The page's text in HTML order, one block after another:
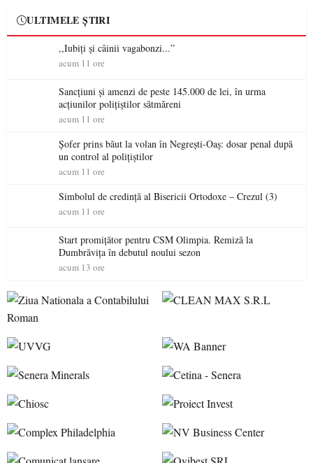
ULTIMELE ȘTIRI
,,Iubiți și câinii vagabonzi...”
acum 11 ore
Sancțiuni și amenzi de peste 145.000 de lei, în urma
acțiunilor polițiștilor sătmăreni
acum 11 ore
Șofer prins băut la volan în Negrești-Oaș: dosar penal după
un control al polițiștilor
acum 11 ore
Simbolul de credinţă al Bisericii Ortodoxe – Crezul (3)
acum 11 ore
Start promițător pentru CSM Olimpia. Remiză la
Dumbrăvița în debutul noului sezon
acum 13 ore